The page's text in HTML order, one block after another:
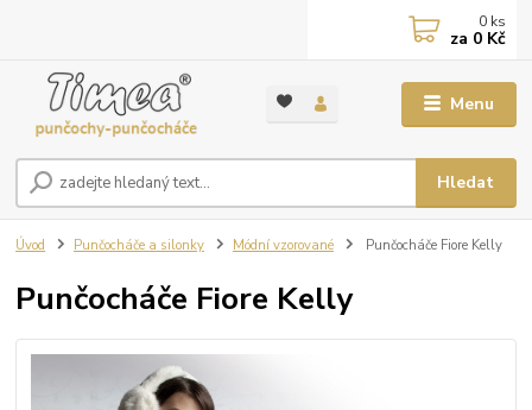
Menu
Hledat
0 ks
za 0 Kč
Úvod Punčocháče a silonky Módní vzorované Punčocháče Fiore Kelly
Punčocháče Fiore Kelly